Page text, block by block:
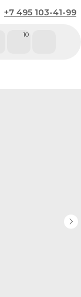
+7 495 103-41-99
10